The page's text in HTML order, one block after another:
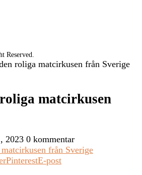
Reserved.
roliga matcirkusen från Sverige
matcirkusen
2023 0 kommentar
PinterestE-post